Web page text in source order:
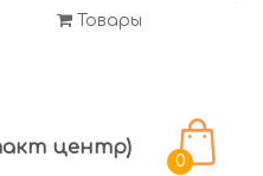
Товары
центр)
0